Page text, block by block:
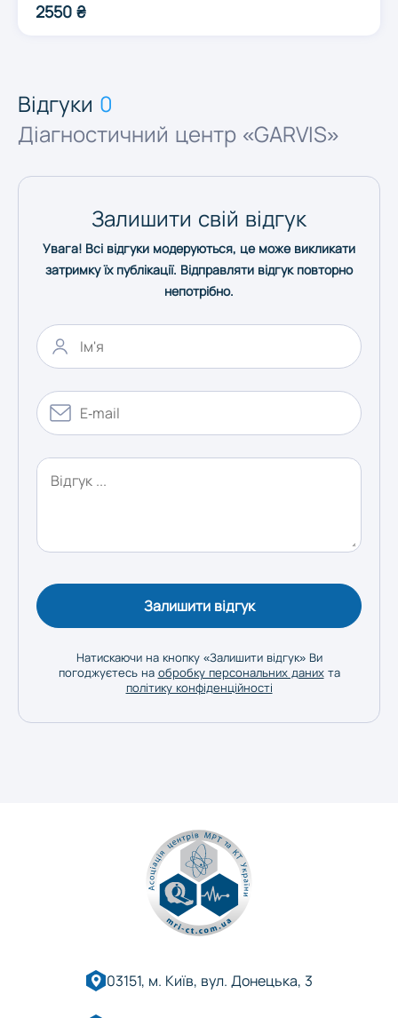
Суми
Ужгород
Херсон
Черкаси
Чернівці
Чернігів
2550 ₴
Відгуки 0
Діагностичний центр «GARVIS»
Залишити свій відгук
Увага! Всі відгуки модеруються, це може викликати
затримку їх публікації. Відправляти відгук повторно
непотрібно.
Залишити відгук
Натискаючи на кнопку «Залишити відгук» Ви
погоджуєтесь на обробку персональних данихта
політику конфіденційності
03151, м. Київ, вул. Донецька, 3